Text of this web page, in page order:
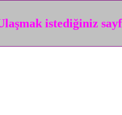
istediğiniz